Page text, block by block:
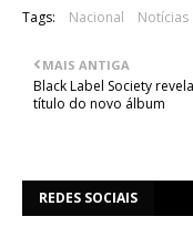
Tags: Nacional Notícias
MAIS ANTIGA
Black Label Society
título do novo álbum
REDES SOCIAIS